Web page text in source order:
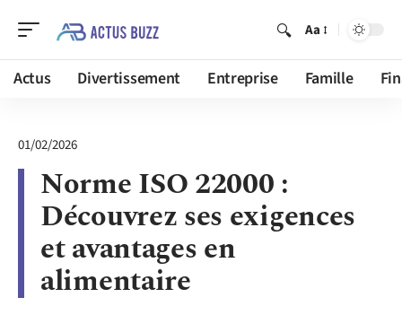
Aa
Actus Divertissement Entreprise Famille
01/02/2026
Norme ISO 22000 :
Découvrez ses exigences
et avantages en
alimentaire